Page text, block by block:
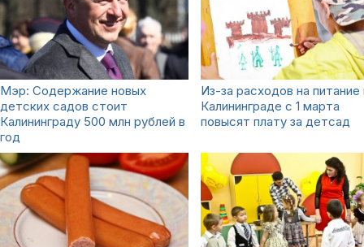
Мэр: Содержание новых
детских садов стоит
Калининграду 500 млн рублей в
год
Из-за расходов на питание
Калининграде с 1 марта
повысят плату за детсад